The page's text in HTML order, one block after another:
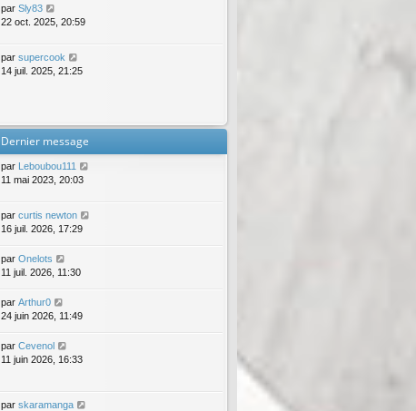
par Sly83
22 oct. 2025, 20:59
par supercook
14 juil. 2025, 21:25
Dernier message
par Leboubou111
11 mai 2023, 20:03
par curtis newton
16 juil. 2026, 17:29
par Onelots
11 juil. 2026, 11:30
par Arthur0
24 juin 2026, 11:49
par Cevenol
11 juin 2026, 16:33
par skaramanga